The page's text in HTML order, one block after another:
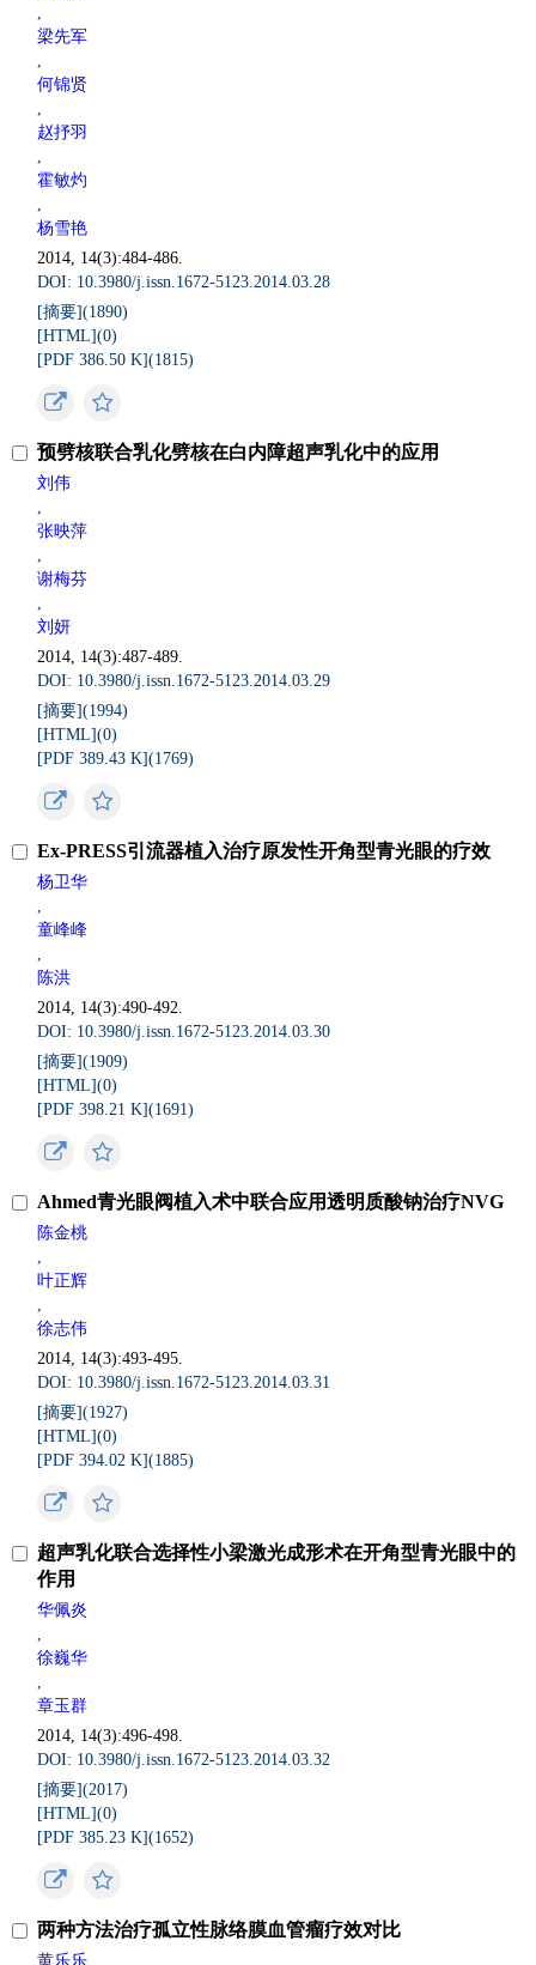
,
梁先军
,
何锦贤
,
赵抒羽
,
霍敏灼
,
杨雪艳
2014, 14(3):484-486.
DOI: 10.3980/j.issn.1672-5123.2014.03.28
[摘要](1890)
[HTML](0)
[PDF 386.50 K](1815)
预劈核联合乳化劈核在白内障超声乳化中的应用
刘伟
,
张映萍
,
谢梅芬
,
刘妍
2014, 14(3):487-489.
DOI: 10.3980/j.issn.1672-5123.2014.03.29
[摘要](1994)
[HTML](0)
[PDF 389.43 K](1769)
Ex-PRESS引流器植入治疗原发性开角型青光眼的疗效
杨卫华
,
童峰峰
,
陈洪
2014, 14(3):490-492.
DOI: 10.3980/j.issn.1672-5123.2014.03.30
[摘要](1909)
[HTML](0)
[PDF 398.21 K](1691)
Ahmed青光眼阀植入术中联合应用透明质酸钠治疗NVG
陈金桃
,
叶正辉
,
徐志伟
2014, 14(3):493-495.
DOI: 10.3980/j.issn.1672-5123.2014.03.31
[摘要](1927)
[HTML](0)
[PDF 394.02 K](1885)
超声乳化联合选择性小梁激光成形术在开角型青光眼中的
作用
华佩炎
,
徐巍华
,
章玉群
2014, 14(3):496-498.
DOI: 10.3980/j.issn.1672-5123.2014.03.32
[摘要](2017)
[HTML](0)
[PDF 385.23 K](1652)
两种方法治疗孤立性脉络膜血管瘤疗效对比
黄乐乐